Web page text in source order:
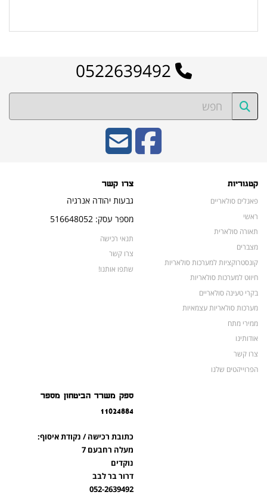
קטגוריות
פאנלים סולאריים
ראשי
תאורה סולארית
מצברים
קונסטרוקציות למערכות סולאריות
חיווט למערכות סולאריות
בקרי טעינה סולאריים
מערכות סולאריות עצמאיות
ממירי מתח
אודותינו
צרו קשר
הפרוייקטים שלנו
צרו קשר
גבעות יהודה אנרגיה
מספר עסק: 516648052
תנאי רכישה
צרו קשר
שתפו אותנו!
ספק משרד הביטחון מספר
11024884
כתובת רכישה / נקודת איסוף:
מעלה רחבעם 7
נוקדים
דרור בר לבב
052-2639492